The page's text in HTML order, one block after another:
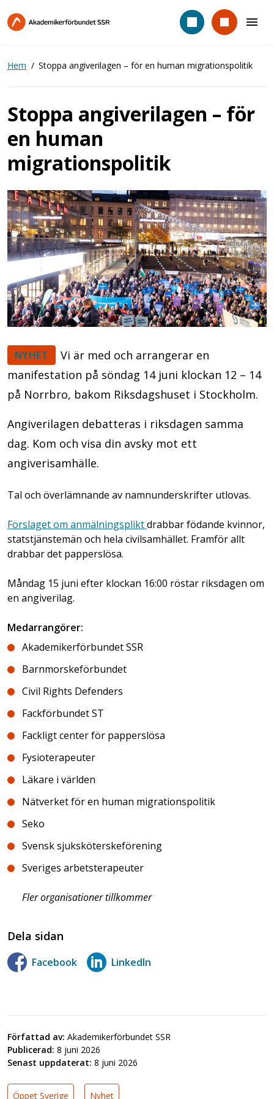
till
Hem Stoppa angiverilagen – för en human migrationspolitik
Stoppa angiverilagen – för
en human
migrationspolitik
NYHET
Vi är med och arrangerar en
manifestation på söndag 14 juni klockan 12 – 14
på Norrbro, bakom Riksdagshuset i Stockholm.
Angiverilagen debatteras i riksdagen samma
dag. Kom och visa din avsky mot ett
angiverisamhälle.
Tal och överlämnande av namnunderskrifter utlovas.
Förslaget om anmälningspliktdrabbar födande kvinnor,
statstjänstemän och hela civilsamhället. Framför allt
drabbar det papperslösa.
Måndag 15 juni efter klockan 16:00 röstar riksdagen om
en angiverilag.
Medarrangörer:
Akademikerförbundet SSR
Barnmorskeförbundet
Civil Rights Defenders
Fackförbundet ST
Fackligt center för papperslösa
Fysioterapeuter
Läkare i världen
Nätverket för en human migrationspolitik
Seko
Svensk sjuksköterskeförening
Sveriges arbetsterapeuter
Fler organisationer tillkommer
Dela sidan
Facebook LinkedIn
Författad av: Akademikerförbundet SSR
Publicerad: 8 juni 2026
Senast uppdaterat: 8 juni 2026
Öppet Sverige Nyhet